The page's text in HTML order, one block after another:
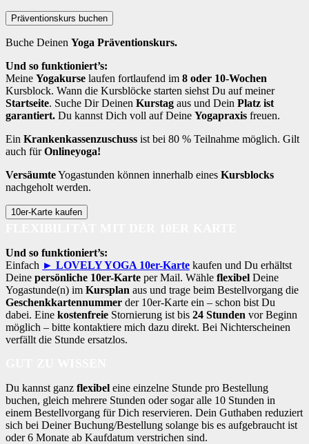
Präventionskurs buchen
Buche Deinen Yoga Präventionskurs.
Und so funktioniert’s:
Meine Yogakurse laufen fortlaufend im 8 oder 10-Wochen
Kursblock. Wann die Kursblöcke starten siehst Du auf meiner
Startseite. Suche Dir Deinen Kurstag aus und Dein Platz ist
garantiert. Du kannst Dich voll auf Deine Yogapraxis freuen.
Ein Krankenkassenzuschuss ist bei 80 % Teilnahme möglich. Gilt
auch fürOnlineyoga!
VersäumteYogastunden können innerhalb eines Kursblocks
nachgeholt werden.
10er-Karte kaufen
Und so funktioniert’s:
Einfach ► LOVELY YOGA 10er-Karte kaufen und Du erhältst
Deine persönliche 10er-Karte per Mail. Wähle flexibel Deine
Yogastunde(n) im Kursplan aus und trage beim Bestellvorgang die
Geschenkkartennummer der 10er-Karte ein – schon bist Du
dabei. Eine kostenfreie Stornierung ist bis 24 Stunden vor Beginn
möglich – bitte kontaktiere mich dazu direkt. Bei Nichterscheinen
verfällt die Stunde ersatzlos.
Du kannst ganz flexibel eine einzelne Stunde pro Bestellung
buchen, gleich mehrere Stunden oder sogar alle 10 Stunden in
einem Bestellvorgang für Dich reservieren. Dein Guthaben reduziert
sich bei Deiner Buchung/Bestellung solange bis es aufgebraucht ist
oder 6 Monate ab Kaufdatum verstrichen sind.